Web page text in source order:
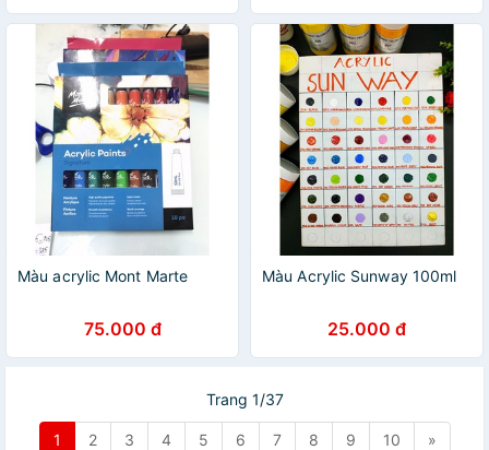
Màu acrylic Mont Marte
75.000 đ
Màu Acrylic Sunway 100ml
25.000 đ
Trang 1/37
1 2 3 4 5 6 7 8 9 10 »